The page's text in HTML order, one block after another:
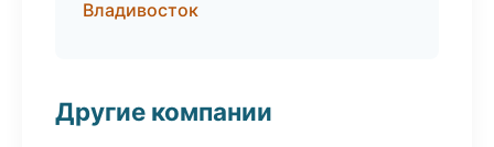
Владивосток
Другие компании